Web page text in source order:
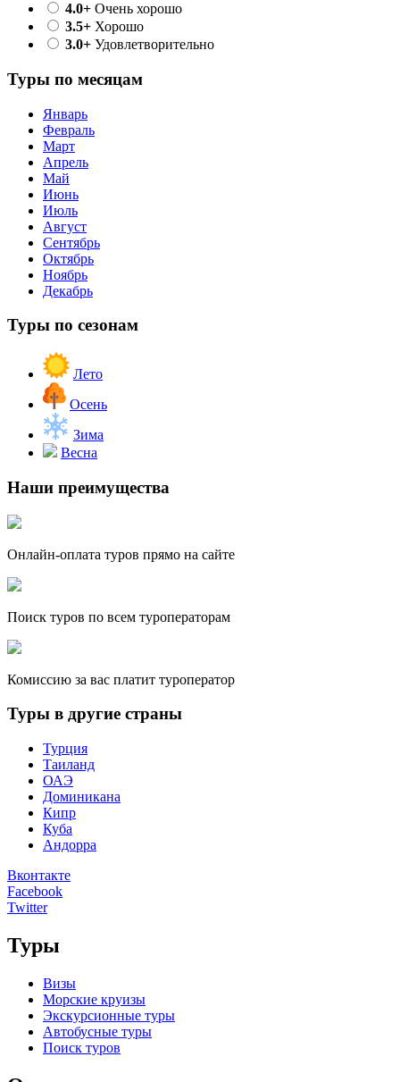
4.0+ Очень хорошо
3.5+ Хорошо
3.0+ Удовлетворительно
Туры по месяцам
Январь
Февраль
Март
Апрель
Май
Июнь
Июль
Август
Сентябрь
Октябрь
Ноябрь
Декабрь
Туры по сезонам
Лето
Осень
Зима
Весна
Наши преимущества
Онлайн-оплата туров прямо на сайте
Поиск туров по всем туроператорам
Комиссию за вас платит туроператор
Туры в другие страны
Турция
Таиланд
ОАЭ
Доминикана
Кипр
Куба
Андорра
Вконтакте
Facebook
Twitter
Туры
Визы
Морские круизы
Экскурсионные туры
Автобусные туры
Поиск туров